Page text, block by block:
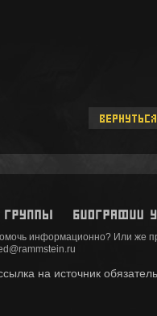
информационно? Или же
на источник